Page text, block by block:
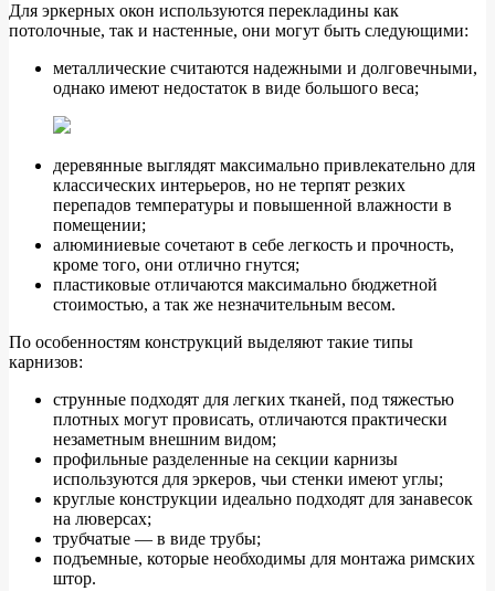
Для эркерных окон используются перекладины как
потолочные, так и настенные, они могут быть следующими:
металлические считаются надежными и долговечными,
однако имеют недостаток в виде большого веса;
деревянные выглядят максимально привлекательно для
классических интерьеров, но не терпят резких
перепадов температуры и повышенной влажности в
помещении;
алюминиевые сочетают в себе легкость и прочность,
кроме того, они отлично гнутся;
пластиковые отличаются максимально бюджетной
стоимостью, а так же незначительным весом.
По особенностям конструкций выделяют такие типы
карнизов:
струнные подходят для легких тканей, под тяжестью
плотных могут провисать, отличаются практически
незаметным внешним видом;
профильные разделенные на секции карнизы
используются для эркеров, чьи стенки имеют углы;
круглые конструкции идеально подходят для занавесок
на люверсах;
трубчатые — в виде трубы;
подъемные, которые необходимы для монтажа римских
штор.